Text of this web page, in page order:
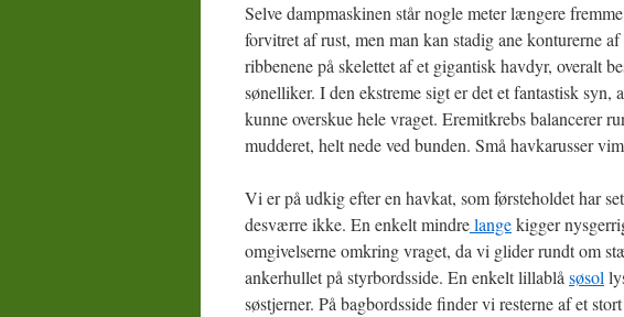
Selve dampmaskinen står nogle meter længere
forvitret af rust, men man kan stadig ane konturerne
ribbenene på skelettet af et gigantisk havdyr, overalt
sønelliker. I den ekstreme sigt er det et fantastisk syn,
kunne overskue hele vraget. Eremitkrebs balancerer
mudderet, helt nede ved bunden. Små havkarusser
Vi er på udkig efter en havkat, som førsteholdet har
desværre ikke. En enkelt mindrelangekigger
omgivelserne omkring vraget, da vi glider rundt om
ankerhullet på styrbordsside. En enkelt lillablå søsol
søstjerner. På bagbordsside finder vi resterne af et